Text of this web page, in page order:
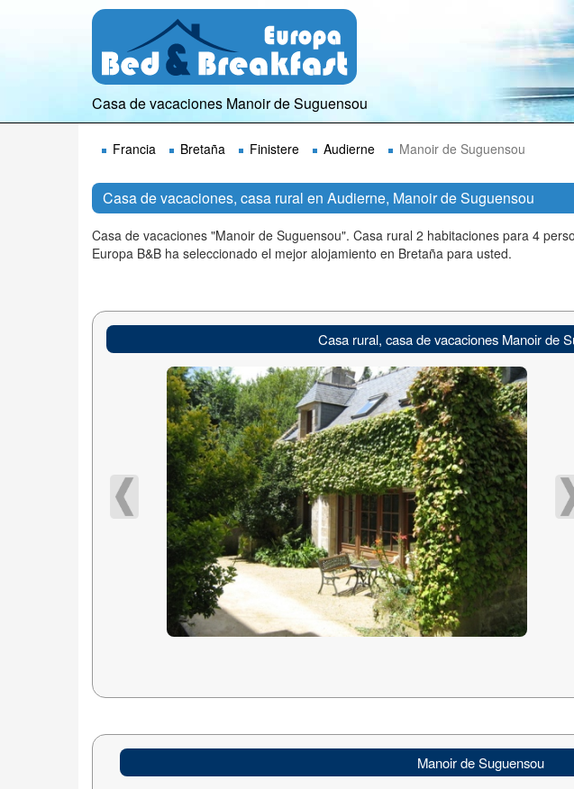
Casa de vacaciones Manoir de Suguensou
Francia Bretaña Finistere Audierne Manoir de Suguensou
Casa de vacaciones, casa rural en Audierne, Manoir de Suguensou
Casa de vacaciones "Manoir de Suguensou". Casa rural 2 habitaciones para 4
Europa B&B ha seleccionado el mejor alojamiento en Bretaña para usted.
Casa rural, casa de vacaciones Manoir de
Manoir de Suguensou